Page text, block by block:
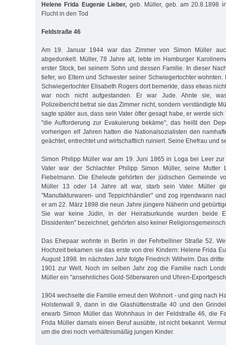
Helene Frida Eugenie Lieber, geb. Müller, geb. am 20.8.1898
Flucht in den Tod
Feldstraße 46
Am 19. Januar 1944 war das Zimmer von Simon Müller
abgedunkelt. Müller, 78 Jahre alt, lebte im Hamburger
erster Stock, bei seinem Sohn und dessen Familie. In dieser
tiefer, wo Eltern und Schwester seiner Schwiegertochter
Schwiegertochter Elisabeth Rogers dort bemerkte, dass etwas
war noch nicht aufgestanden. Er war Jude. Ahnte sie,
Polizeibericht betrat sie das Zimmer nicht, sondern verständigte
sagte später aus, dass sein Vater öfter gesagt habe, er werde
"die Aufforderung zur Evakuierung bekäme", das heißt den
vorherigen elf Jahren hatten die Nationalsozialisten den
geächtet, entrechtet und wirtschaftlich ruiniert. Seine Ehefrau und
Simon Philipp Müller war am 19. Juni 1865 in Loga bei Leer zur
Vater war der Schlachter Philipp Simon Müller, seine Mutter
Fiebelmann. Die Eheleute gehörten der jüdischen Gemeinde
Müller 13 oder 14 Jahre alt war, starb sein Vater. Müller
"Manufakturwaren- und Teppichhändler" und zog irgendwann
er am 22. März 1898 die neun Jahre jüngere Näherin und
Sie war keine Jüdin, in der Heiratsurkunde wurden beide
Dissidenten" bezeichnet, gehörten also keiner
Das Ehepaar wohnte in Berlin in der Fehrbelliner Straße 52.
Hochzeit bekamen sie das erste von drei Kindern: Helene Frida
August 1898. Im nächsten Jahr folgte Friedrich Wilhelm. Das
1901 zur Welt. Noch im selben Jahr zog die Familie nach
Müller ein "ansehnliches Gold-Silberwaren und Uhren-
1904 wechselte die Familie erneut den Wohnort - und ging nach
Holstenwall 9, dann in die Glashüttenstraße 40 und den
erwarb Simon Müller das Wohnhaus in der Feldstraße 46, die
Frida Müller damals einen Beruf ausübte, ist nicht bekannt.
um die drei noch verhältnismäßig jungen Kinder.